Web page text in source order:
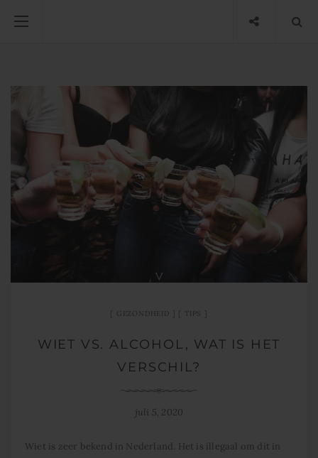
GEZONDHEID TIPS
WIET VS. ALCOHOL, WAT IS HET
VERSCHIL?
juli 5, 2020
Wiet is zeer bekend in Nederland. Het is illegaal om dit in